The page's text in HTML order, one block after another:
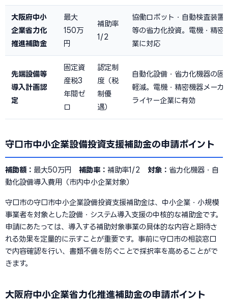
大阪府中小
企業省力化
推進補助金
最大
150万
円
補助率
1/2
協働ロボット・自動検査装置
等の省力化投資。電機・精密
業に対応
先端設備等
導入計画認
定
固定資
産税3
年間ゼ
ロ
認定制
度（税
制優
遇）
自動化設備・省力化機器の固
軽減。電機・精密機器メーカ
ライヤー企業に有効
守口市中小企業設備投資支援補助金の申請ポイント
補助額： 最大50万円 補助率： 補助率1/2 対象： 省力化機器・自
動化設備導入費用（市内中小企業対象）
守口市の守口市中小企業設備投資支援補助金は、中小企業・小規模
事業者を対象とした設備・システム導入支援の中核的な補助金です。
申請にあたっては、導入する補助対象事業の具体的な内容と期待さ
れる効果を定量的に示すことが重要です。事前に守口市の相談窓口
で内容確認を行い、書類不備を防ぐことで採択率を高めることがで
きます。
大阪府中小企業省力化推進補助金の申請ポイント